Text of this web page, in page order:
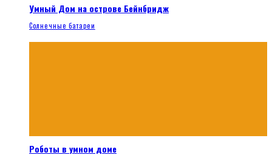
Умный Дом на острове Бейнбридж
Солнечные батареи
Роботы в умном доме